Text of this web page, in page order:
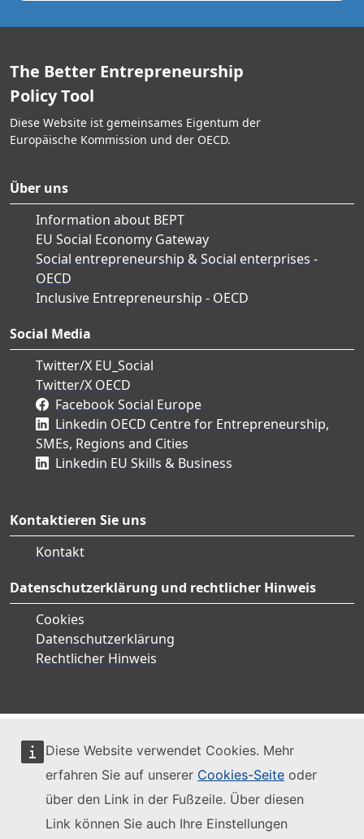
Diese Website verwendet Cookies. Mehr
erfahren Sie auf unserer Cookies-Seite oder
über den Link in der Fußzeile. Über diesen
Link können Sie auch Ihre Einstellungen
The Better Entrepreneurship
Policy Tool
Diese Website ist gemeinsames Eigentum der
Europäische Kommission und der OECD.
Über uns
Information about BEPT
EU Social Economy Gateway
Social entrepreneurship & Social enterprises -
OECD
Inclusive Entrepreneurship - OECD
Social Media
Twitter/X EU_Social
Twitter/X OECD
Facebook Social Europe
Linkedin OECD Centre for Entrepreneurship,
SMEs, Regions and Cities
Linkedin EU Skills & Business
Kontaktieren Sie uns
Kontakt
Datenschutzerklärung und rechtlicher Hinweis
Cookies
Datenschutzerklärung
Rechtlicher Hinweis